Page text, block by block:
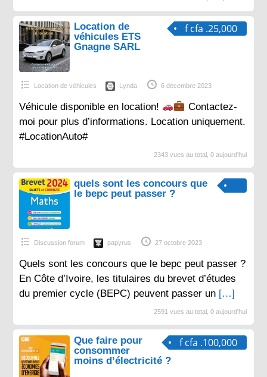
f cfa .25,000
Location de
véhicules ETS
Gnagne SARL
Location de véhicules Lynda 6 décembre 2023
Véhicule disponible en location!
Contactez-
moi pour plus d’informations. Location uniquement.
#LocationAuto#
2343 vues au total, 0 aujourd'hui
quels sont les concours que
le bepc peut passer ?
Discussion forum papyrus 27 octobre 2023
Quels sont les concours que le bepc peut passer ?
En Côte d’Ivoire, les titulaires du brevet d’études
du premier cycle (BEPC) peuvent passer un […]
2591 vues au total, 0 aujourd'hui
f cfa .100,000
Que faire pour
consommer
moins d’électricité ?